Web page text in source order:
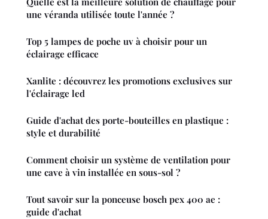
une véranda utilisée toute l'année ?
Top 5 lampes de poche uv à choisir pour un
éclairage efficace
Xanlite : découvrez les promotions exclusives sur
l'éclairage led
Guide d'achat des porte-bouteilles en plastique :
style et durabilité
Comment choisir un système de ventilation pour
une cave à vin installée en sous-sol ?
Tout savoir sur la ponceuse bosch pex 400 ae :
guide d'achat